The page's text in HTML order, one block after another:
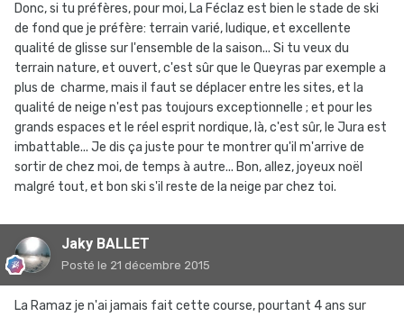
Donc, si tu préfères, pour moi, La Féclaz est bien le stade de ski
de fond que je préfère: terrain varié, ludique, et excellente
qualité de glisse sur l'ensemble de la saison... Si tu veux du
terrain nature, et ouvert, c'est sûr que le Queyras par exemple a
plus de charme, mais il faut se déplacer entre les sites, et la
qualité de neige n'est pas toujours exceptionnelle ; et pour les
grands espaces et le réel esprit nordique, là, c'est sûr, le Jura est
imbattable... Je dis ça juste pour te montrer qu'il m'arrive de
sortir de chez moi, de temps à autre... Bon, allez, joyeux noël
malgré tout, et bon ski s'il reste de la neige par chez toi.
Jaky BALLET
Posté le 21 décembre 2015
La Ramaz je n'ai jamais fait cette course, pourtant 4 ans sur